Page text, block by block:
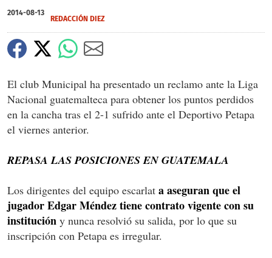
2014-08-13
REDACCIÓN DIEZ
El club Municipal ha presentado un reclamo ante la Liga
Nacional guatemalteca para obtener los puntos perdidos
en la cancha tras el 2-1 sufrido ante el Deportivo Petapa
el viernes anterior.
REPASA LAS POSICIONES EN GUATEMALA
Los dirigentes del equipo escarlat a aseguran que el
jugador Edgar Méndez tiene contrato vigente con su
institución y nunca resolvió su salida, por lo que su
inscripción con Petapa es irregular.